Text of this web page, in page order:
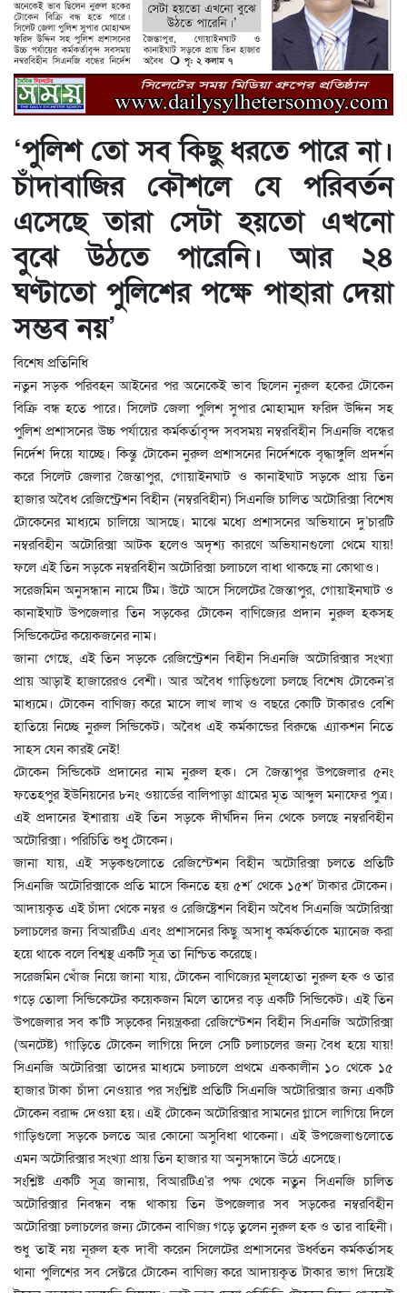
‘পুলিশ তো সব কিছু ধরতে পারে না।
চাঁদাবাজির কৌশলে যে পরিবর্তন
এসেছে তারা সেটা হয়তো এখনো
বুঝে উঠতে পারেনি। আর ২৪
ঘণ্টাতো পুলিশের পক্ষে পাহারা দেয়া
সম্ভব নয়’
বিশেষ প্রতিনিধি
নতুন সড়ক পরিবহন আইনের পর অনেকেই ভাব ছিলেন নুরুল হকের টোকেন
বিক্রি বন্ধ হতে পারে। সিলেট জেলা পুলিশ সুপার মোহাম্মদ ফরিদ উদ্দিন সহ
পুলিশ প্রশাসনের উচ্চ পর্যায়ের কর্মকর্তাবৃন্দ সবসময় নম্বরবিহীন সিএনজি বন্ধের
নির্দেশ দিয়ে যাচ্ছে। কিন্তু টোকেন নুরুল প্রশাসনের নির্দেশকে বৃদ্ধাঙ্গুলি প্রদর্শন
করে সিলেট জেলার জৈন্তাপুর, গোয়াইনঘাট ও কানাইঘাট সড়কে প্রায় তিন
হাজার অবৈধ রেজিস্ট্রেশন বিহীন (নম্বরবিহীন) সিএনজি চালিত অটোরিক্সা বিশেষ
টোকেনের মাধ্যমে চালিয়ে আসছে। মাঝে মধ্যে প্রশাসনের অভিযানে দু’চারটি
নম্বরবিহীন অটোরিক্সা আটক হলেও অদৃশ্য কারণে অভিযানগুলো থেমে যায়!
ফলে এই তিন সড়কে নম্বরবিহীন অটোরিক্সা চলাচলে বাধা থাকছে না কোথাও।
সরেজমিন অনুসন্ধান নামে টিম। উটে আসে সিলেটের জৈন্তাপুর, গোয়াইনঘাট ও
কানাইঘাট উপজেলার তিন সড়কের টোকেন বাণিজ্যের প্রদান নুরুল হকসহ
সিন্ডিকেটের কয়েকজনের নাম।
জানা গেছে, এই তিন সড়কে রেজিস্ট্রেশন বিহীন সিএনজি অটোরিক্সার সংখ্যা
প্রায় আড়াই হাজারেরও বেশী। আর অবৈধ গাড়িগুলো চলছে বিশেষ টোকেন’র
মাধ্যমে। টোকেন বাণিজ্য করে মাসে লাখ লাখ ও বছরে কোটি টাকারও বেশি
হাতিয়ে নিচ্ছে নুরুল সিন্ডিকেট। অবৈধ এই কর্মকান্ডের বিরুদ্ধে এ্যাকশন নিতে
সাহস যেন কারই নেই!
টোকেন সিন্ডিকেট প্রদানের নাম নুরুল হক। সে জৈন্তাপুর উপজেলার ৫নং
ফতেহপুর ইউনিয়নের ৮নং ওয়ার্ডের বালিপাড়া গ্রামের মৃত আব্দুল মনাফের পুত্র।
এই প্রদানের ইশারায় এই তিন সড়কে দীর্ঘদিন দিন থেকে চলছে নম্বরবিহীন
অটোরিক্সা। পরিচিতি শুধু টোকেন।
জানা যায়, এই সড়কগুলোতে রেজিস্টেশন বিহীন অটোরিক্সা চলতে প্রতিটি
সিএনজি অটোরিক্সাকে প্রতি মাসে কিনতে হয় ৫শ’ থেকে ১৫শ’ টাকার টোকেন।
আদায়কৃত এই চাঁদা থেকে নম্বর ও রেজিষ্ট্রেশন বিহীন অবৈধ সিএনজি অটোরিক্সা
চলাচলের জন্য বিআরটিএ এবং প্রশাসনের কিছু অসাধু কর্মকর্তাকে ম্যানেজ করা
হয়ে থাকে বলে বিশ্বস্থ একটি সূত্র তা নিশ্চিত করেছে।
সরেজমিন খোঁজ নিয়ে জানা যায়, টোকেন বাণিজ্যের মূলহোতা নুরুল হক ও তার
গড়ে তোলা সিন্ডিকেটের কয়েকজন মিলে তাদের বড় একটি সিন্ডিকেট। এই তিন
উপজেলার সব ক’টি সড়কের নিয়ন্ত্রকরা রেজিস্টেশন বিহীন সিএনজি অটোরিক্সা
(অনটেষ্ট) গাড়িতে টোকেন লাগিয়ে দিলে সেটি চলাচলের জন্য বৈধ হয়ে যায়!
সিএনজি অটোরিক্সা তাদের মাধ্যমে চলাচলে প্রথমে এককালীন ১০ থেকে ১৫
হাজার টাকা চাঁদা নেওয়ার পর সংশ্লিষ্ট প্রতিটি সিএনজি অটোরিক্সার জন্য একটি
টোকেন বরাদ্দ দেওয়া হয়। এই টোকেন অটোরিক্সার সামনের গ্লাসে লাগিয়ে দিলে
গাড়িগুলো সড়কে চলতে আর কোনো অসুবিধা থাকেনা। এই উপজেলাগুলোতে
এমন অটোরিক্সার সংখ্যা প্রায় তিন হাজার যা অনুসন্ধানে উঠে এসেছে।
সংশ্লিষ্ট একটি সূত্র জানায়, বিআরটিএ’র পক্ষ থেকে নতুন সিএনজি চালিত
অটোরিক্সার নিবন্ধন বন্ধ থাকায় তিন উপজেলার সব সড়কের নম্বরবিহীন
অটোরিক্সা চলাচলের জন্য টোকেন বাণিজ্য গড়ে তুলেন নুরুল হক ও তার বাহিনী।
শুধু তাই নয় নূরুল হক দাবী করেন সিলেটের প্রশাসনের উর্ধ্বতন কর্মকর্তাসহ
থানা পুলিশের সব সেক্টরে টোকেন বাণিজ্য করে আদায়কৃত টাকার ভাগ দিয়েই